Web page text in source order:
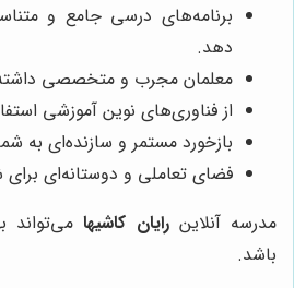
برنامه‌های درسی جامع و
دهد.
معلمان مجرب و متخصصی
از فناوری‌های نوین آموزشی
بازخورد مستمر و سازنده‌ای به
فضای تعاملی و دوستانه‌ای برای
مدرسه آنلاینرایان کاشیهامی‌تواند
باشد.